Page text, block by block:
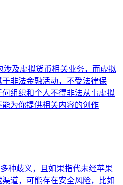
涉及虚拟货币相关业务，而虚拟
非法金融活动，不受法律保
组织和个人不得非法从事虚拟
为你提供相关内容的创作
种歧义，且如果指代未经苹果
道，可能存在安全风险，比如